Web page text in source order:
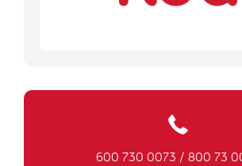
600 730 0073 / 800 73